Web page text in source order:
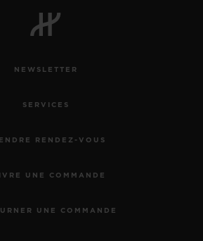
NEWSLETTER
SERVICES
RENDEZ-VOUS
UNE COMMANDE
UNE COMMANDE